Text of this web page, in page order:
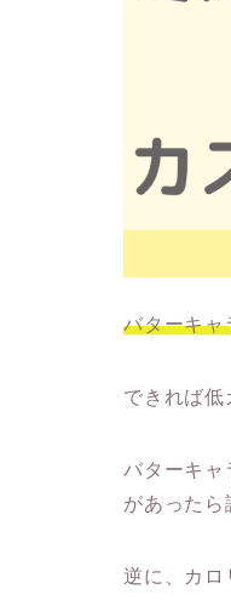
バターキャ
できれば
バターキャ
があったら
逆に、カロ